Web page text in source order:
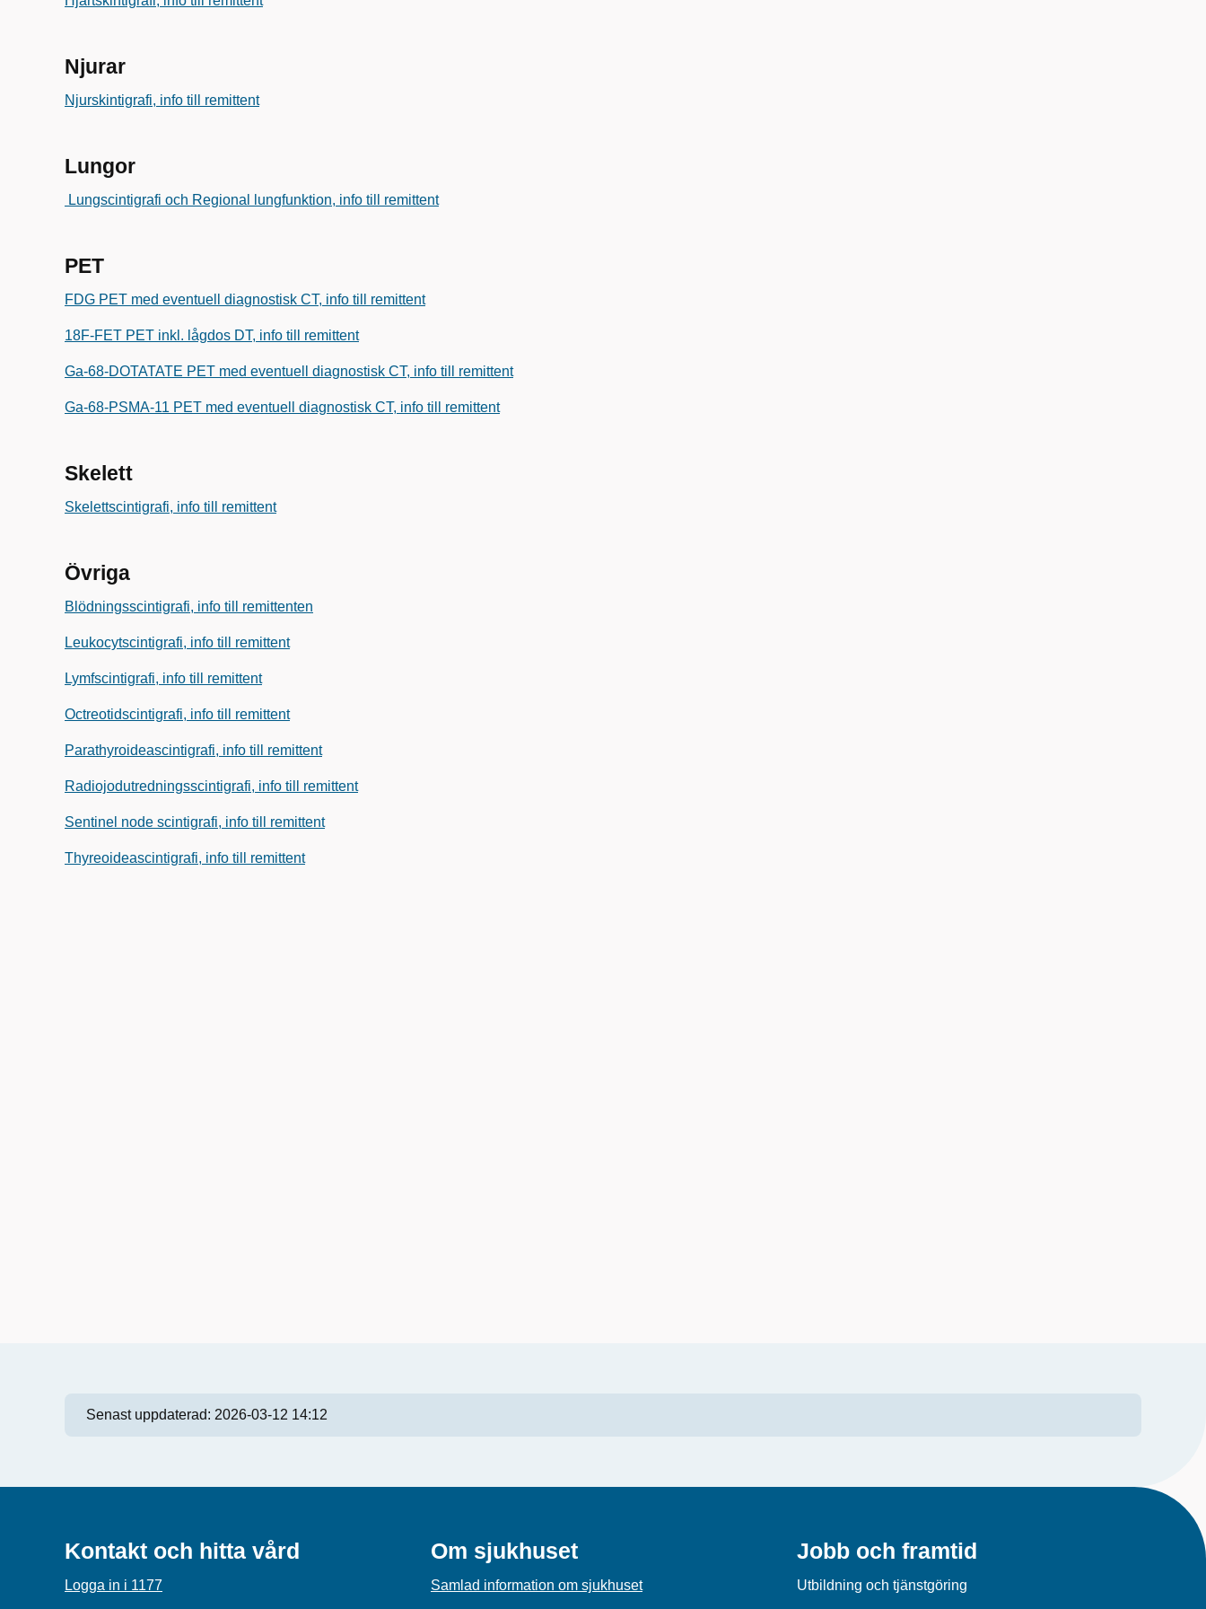
Njurar
Njurskintigrafi, info till remittent
Lungor
Lungscintigrafi och Regional lungfunktion, info till remittent
PET
FDG PET med eventuell diagnostisk CT, info till remittent
18F-FET PET inkl. lågdos DT, info till remittent
Ga-68-DOTATATE PET med eventuell diagnostisk CT, info till remittent
Ga-68-PSMA-11 PET med eventuell diagnostisk CT, info till remittent
Skelett
Skelettscintigrafi, info till remittent
Övriga
Blödningsscintigrafi, info till remittenten
Leukocytscintigrafi, info till remittent
Lymfscintigrafi, info till remittent
Octreotidscintigrafi, info till remittent
Parathyroideascintigrafi, info till remittent
Radiojodutredningsscintigrafi, info till remittent
Sentinel node scintigrafi, info till remittent
Thyreoideascintigrafi, info till remittent
Senast uppdaterad: 2026-03-12 14:12
Kontakt och hitta vård
Logga in i 1177
Om sjukhuset
Samlad information om sjukhuset
Jobb och framtid
Utbildning och tjänstgöring